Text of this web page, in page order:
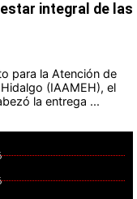
integral de las
para la Atención de
(IAAMEH), el
la entrega ...